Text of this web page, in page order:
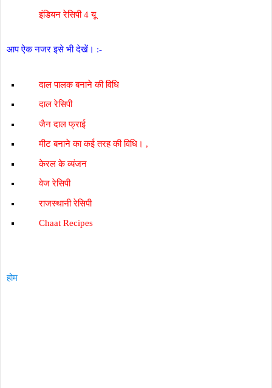
इंडियन रेसिपी 4 यू
आप ऐक नजर इसे भी देखें। :-
दाल पालक बनाने की विधि
दाल रेसिपी
जैन दाल फ्राई
मीट बनाने का कई तरह की विधि। ,
केरल के व्यंजन
वेज रेसिपी
राजस्‍थानी रेसिपी
Chaat Recipes
होम